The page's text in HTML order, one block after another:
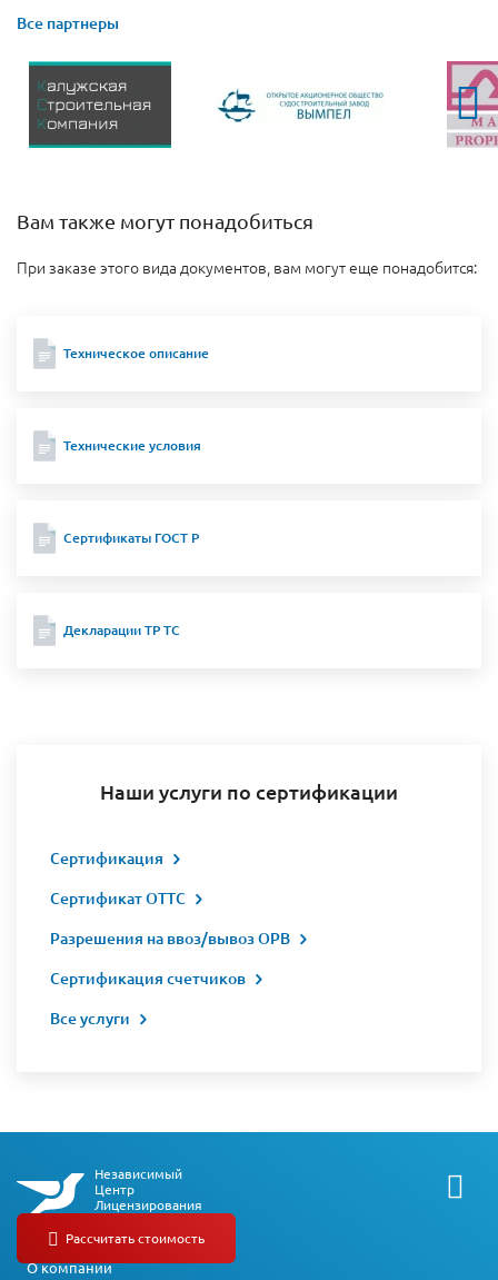
Все партнеры
Вам также могут понадобиться
При заказе этого вида документов, вам могут еще понадобится:
Техническое описание
Технические условия
Сертификаты ГОСТ Р
Декларации ТР ТС
Наши услуги по сертификации
Сертификация
Сертификат ОТТС
Разрешения на ввоз/вывоз ОРВ
Сертификация счетчиков
Все услуги
Независимый
Центр
Лицензирования
О компании